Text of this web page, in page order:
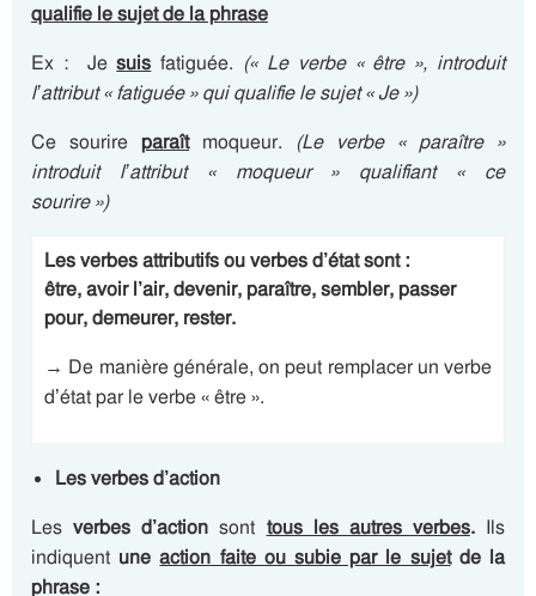
qualifie le sujet de la phrase
Ex : Jesuis fatiguée. (« Le verbe « être », introduit
l’attribut « fatiguée » qui qualifie le sujet « Je »)
Ce sourire paraîtmoqueur. (Le verbe « paraître »
introduit l’attribut « moqueur » qualifiant « ce
sourire »)
Les verbesattributifs ou verbes d’étatsont:
être, avoir l’air, devenir, paraître, sembler, passer
pour, demeurer, rester.
→ De manière générale, on peut remplacer un verbe
d’état par le verbe « être ».
Les verbes d’action
Les verbes d’actionsont tous les autres verbes. Ils
indiquent uneaction faite ou subie par le sujetde la
phrase :